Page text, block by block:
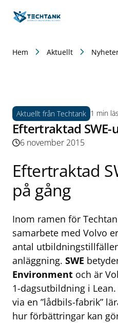
Hem Aktuellt
Aktuellt från Techtank 1 min
Eftertraktad
6 november 2015
Eftertraktad
på gång
Inom ramen för
samarbete med Volvo
antal
anläggning. SWE
Environment och är
1-dagsutbildning i
via en ”lådbils-fabrik”
hur förbättringar kan